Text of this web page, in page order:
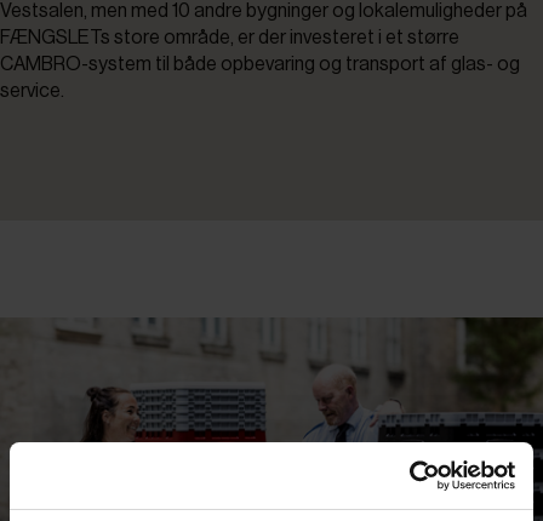
Vestsalen, men med 10 andre bygninger og lokalemuligheder på
FÆNGSLETs store område, er der investeret i et større
CAMBRO-system til både opbevaring og transport af glas- og
service.